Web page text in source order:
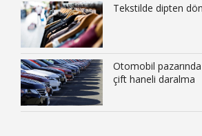
Tekstilde dipten
Otomobil
çift haneli daralma